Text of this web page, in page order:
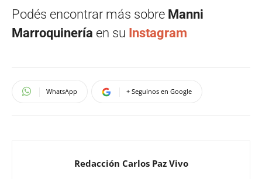
Podés encontrar más sobre Manni
Marroquinería en su Instagram
WhatsApp + Seguinos en Google
Redacción Carlos Paz Vivo